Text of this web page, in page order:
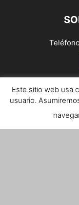
Envíanos tus notas
Este sitio web usa
usuario.